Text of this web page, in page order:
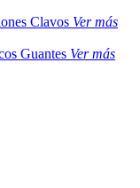
Clavos Ver más
Guantes Ver más